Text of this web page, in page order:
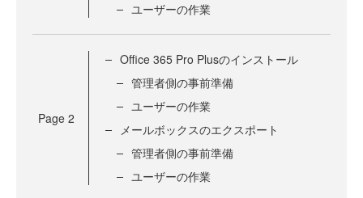
ユーザーの作業
Page 2
Office 365 Pro Plusのインストール
管理者側の事前準備
ユーザーの作業
メールボックスのエクスポート
管理者側の事前準備
ユーザーの作業